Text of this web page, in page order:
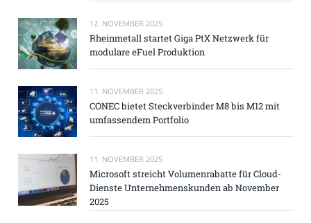
12. NOVEMBER 2025
Rheinmetall startet Giga PtX Netzwerk für
modulare eFuel Produktion
11. NOVEMBER 2025
CONEC bietet Steckverbinder M8 bis M12 mit
umfassendem Portfolio
11. NOVEMBER 2025
Microsoft streicht Volumenrabatte für Cloud-
Dienste Unternehmenskunden ab November
2025